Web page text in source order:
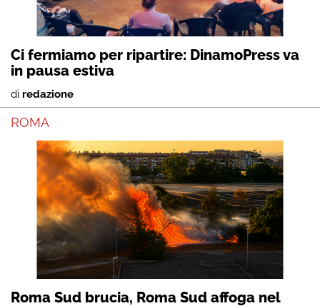
Ci fermiamo per ripartire: DinamoPress va
in pausa estiva
di redazione
ROMA
Roma Sud brucia, Roma Sud affoga nel